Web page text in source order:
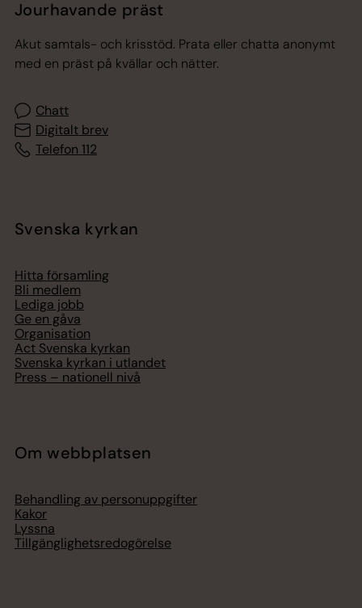
Jourhavande präst
Akut samtals- och krisstöd. Prata eller chatta anonymt
med en präst på kvällar och nätter.
Chatt
Digitalt brev
Telefon 112
Svenska kyrkan
Hitta församling
Bli medlem
Lediga jobb
Ge en gåva
Organisation
Act Svenska kyrkan
Svenska kyrkan i utlandet
Press – nationell nivå
Om webbplatsen
Behandling av personuppgifter
Kakor
Lyssna
Tillgänglighetsredogörelse